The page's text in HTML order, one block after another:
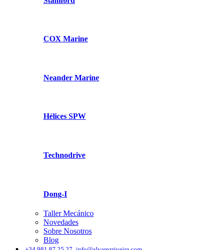
COX Marine
Neander Marine
Hélices SPW
Technodrive
Dong-I
Taller Mecánico
Novedades
Sobre Nosotros
Blog